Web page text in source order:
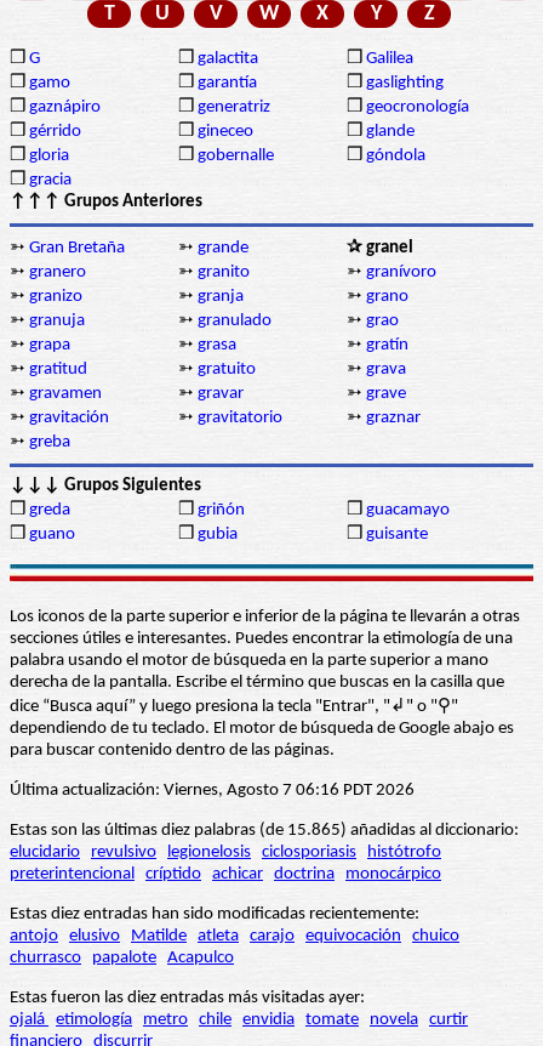
T
U V W X Y Z
❒ G ❒ galactita ❒ Galilea
❒ gamo ❒ garantía ❒ gaslighting
❒ gaznápiro ❒ generatriz ❒ geocronología
❒ gérrido ❒ gineceo ❒ glande
❒ gloria ❒ gobernalle ❒ góndola
❒ gracia
↑↑↑ Grupos Anteriores
➳ Gran Bretaña ➳ grande
✰ granel
➳ granero ➳ granito ➳ granívoro
➳ granizo ➳ granja ➳ grano
➳ granuja ➳ granulado ➳ grao
➳ grapa ➳ grasa ➳ gratín
➳ gratitud ➳ gratuito ➳ grava
➳ gravamen ➳ gravar ➳ grave
➳ gravitación ➳ gravitatorio ➳ graznar
➳ greba
↓↓↓ Grupos Siguientes
❒ greda ❒ griñón ❒ guacamayo
❒ guano ❒ gubia ❒ guisante
Los iconos de la parte superior e inferior de la página te llevarán a otras
secciones útiles e interesantes. Puedes encontrar la etimología de una
palabra usando el motor de búsqueda en la parte superior a mano
derecha de la pantalla. Escribe el término que buscas en la casilla que
dice “Busca aquí” y luego presiona la tecla "Entrar", "↲" o "⚲"
dependiendo de tu teclado. El motor de búsqueda de Google abajo es
para buscar contenido dentro de las páginas.
Última actualización: Viernes, Agosto 7 06:16 PDT 2026
Estas son las últimas diez palabras (de 15.865) añadidas al diccionario:
elucidario
revulsivo legionelosis ciclosporiasis
histótrofo
preterintencional críptido achicar doctrina monocárpico
Estas diez entradas han sido modificadas recientemente:
antojo elusivo Matilde atleta carajo equivocación
chuico
churrasco
papalote Acapulco
Estas fueron las diez entradas más visitadas ayer:
ojalá etimología metro chile envidia tomate novela curtir
financiero discurrir